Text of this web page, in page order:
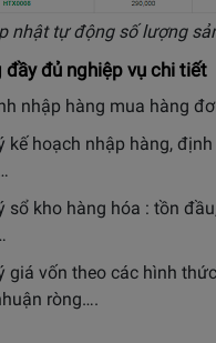
nhật tự động số lượng
đủ nghiệp vụ chi tiết
nhập hàng mua hàng
kế hoạch nhập hàng,
sổ kho hàng hóa : tồn
giá vốn theo các hình
ròng….